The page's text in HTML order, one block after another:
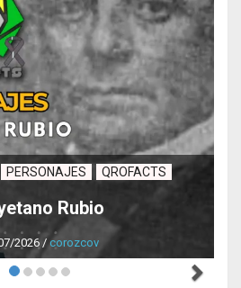
PERSONAJES QROFACTS
Rubio
2026 /corozcov